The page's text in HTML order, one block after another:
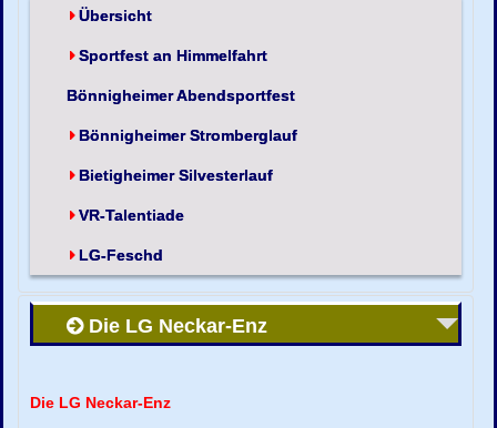
Übersicht
Sportfest an Himmelfahrt
Bönnigheimer Abendsportfest
Bönnigheimer Stromberglauf
Bietigheimer Silvesterlauf
VR-Talentiade
LG-Feschd
Die LG Neckar-Enz
Die LG Neckar-Enz